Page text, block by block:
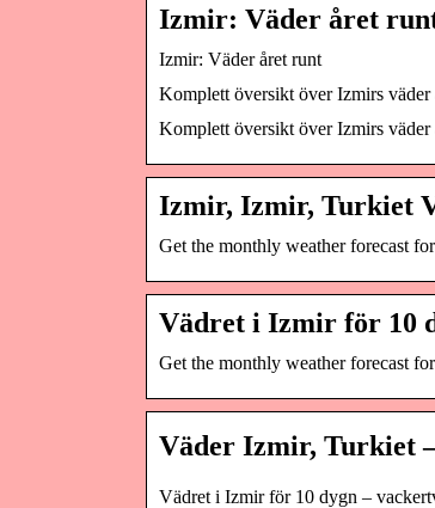
Izmir: Väder året
Izmir: Väder året runt
Komplett översikt över Izmirs väder
Komplett översikt över Izmirs
Izmir, Izmir, Turkiet
Get the monthly weather forecast
Vädret i Izmir för 10
Get the monthly weather forecast
Väder Izmir, Turkiet
Vädret i Izmir för 10 dygn –